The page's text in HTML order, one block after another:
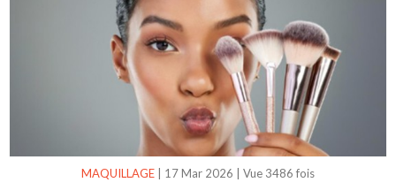
MAQUILLAGE 17 Mar 2026 Vue 3486 fois